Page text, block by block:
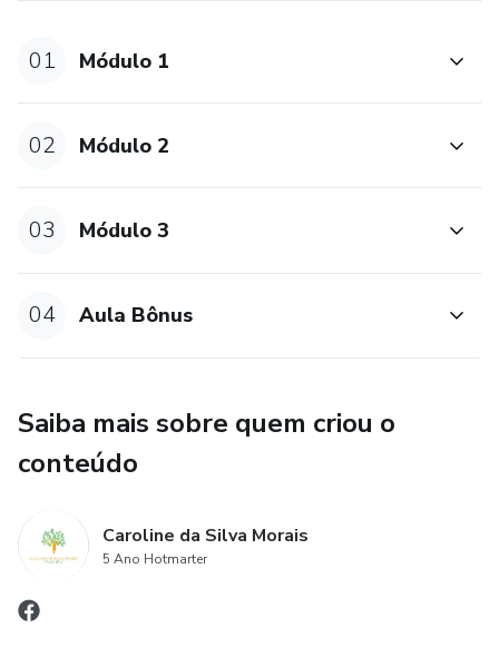
01 Módulo 1
02 Módulo 2
03 Módulo 3
04 Aula Bônus
Saiba mais sobre quem criou o
conteúdo
Caroline da Silva Morais
5 Ano Hotmarter